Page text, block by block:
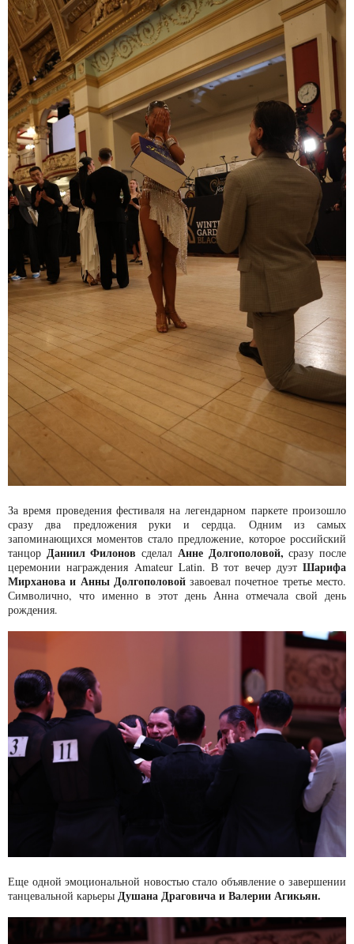
За время проведения фестиваля на легендарном паркете произошло
сразу два предложения руки и сердца. Одним из самых
запоминающихся моментов стало предложение, которое российский
танцор Даниил Филонов сделал Анне Долгополовой, сразу после
церемонии награждения Amateur Latin. В тот вечер дуэт Шарифа
Мирханова и Анны Долгополовойзавоевал почетное третье место.
Символично, что именно в этот день Анна отмечала свой день
рождения.
Еще одной эмоциональной новостью стало объявление о завершении
танцевальной карьеры Душана Драговича и Валерии Агикьян.